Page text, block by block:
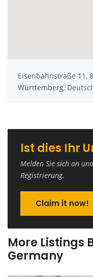
Eisenbahnstraße 11,
Württemberg,
Ist dies Ihr
Melden Sie sich an
Registrierung.
Claim it now!
More Listings
Germany